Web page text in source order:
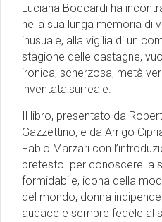
Luciana Boccardi ha
nella sua lunga memoria di
inusuale, alla vigilia di un
stagione delle castagne,
ironica, scherzosa, metà
inventata:surreale.
Il libro, presentato da
Gazzettino, e da Arrigo
Fabio Marzari con
pretesto per conoscere la
formidabile, icona della
del mondo, donna
audace e sempre fedele al